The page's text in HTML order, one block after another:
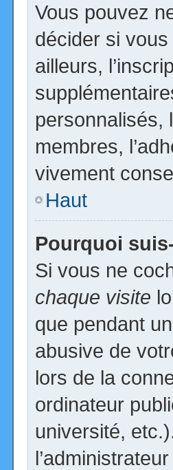
Vous pouvez
décider si
ailleurs,
personnalisés,
membres,
vivement
Haut
Pourquoi
Si vous ne
chaque visite
que pendant
abusive de
lors de la
ordinateur
université,